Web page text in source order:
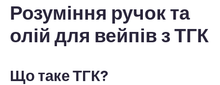
Розуміння ручок та
олій для вейпів з ТГК
Що таке ТГК?